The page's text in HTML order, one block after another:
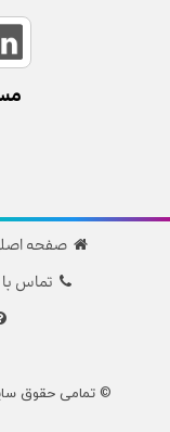
صفحه
تماس با
© تمامی حقوق